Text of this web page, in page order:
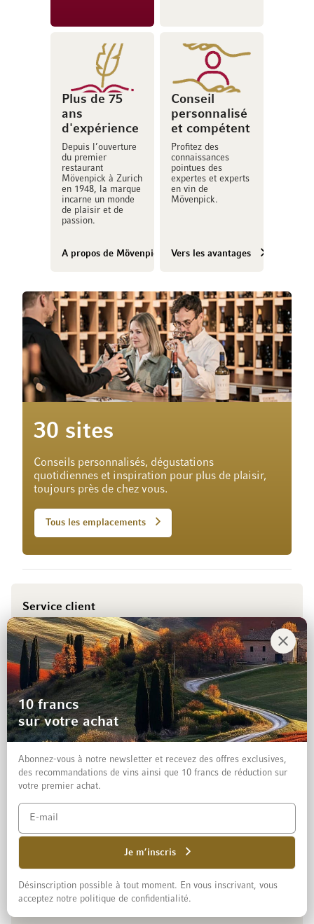
Plus de 75
ans
d'expérience
Depuis l’ouverture
du premier
restaurant
Mövenpick à Zurich
en 1948, la marque
incarne un monde
de plaisir et de
passion.
A propos de Mövenpick Vins
Conseil
personnalisé
et compétent
Profitez des
connaissances
pointues des
expertes et experts
en vin de
Mövenpick.
Vers les avantages
30 sites
Conseils personnalisés, dégustations
quotidiennes et inspiration pour plus de plaisir,
toujours près de chez vous.
Tous les emplacements
Service client
+41 800 003 007
Hotline gratuite:
lundi à vendredi de
8.00 à 18.00 heures
Contact
Service et aide
See our Instagram account
See our LinkedInSee our YouTube channel
Sélection de la langue
10 francs
sur votre achat
Abonnez-vous à notre newsletter et recevez des offres exclusives,
des recommandations de vins ainsi que 10 francs de réduction sur
votre premier achat.
Je m’inscris
Désinscription possible à tout moment. En vous inscrivant, vous
acceptez notre politique de confidentialité.